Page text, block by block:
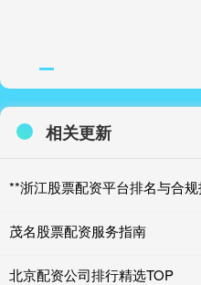
相关更新
**浙江股票配资平台排名与合
茂名股票配资服务指南
北京配资公司排行精选TOP